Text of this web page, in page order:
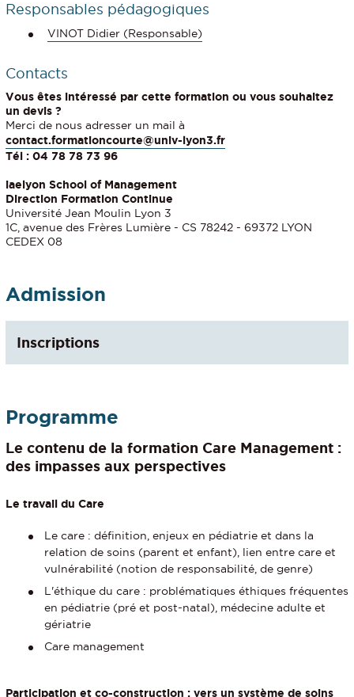
Responsables pédagogiques
VINOT Didier (Responsable)
Contacts
Vous êtes intéressé par cette formation ou vous souhaitez
un devis ?
Merci de nous adresser un mail à
contact.formationcourte@univ-lyon3.fr
Tél : 04 78 78 73 96
iaelyon School of Management
Direction Formation Continue
Université Jean Moulin Lyon 3
1C, avenue des Frères Lumière - CS 78242 - 69372 LYON
CEDEX 08
Admission
Inscriptions
Programme
Le contenu de la formation Care Management :
des impasses aux perspectives
Le travail du Care
Le care : définition, enjeux en pédiatrie et dans la
relation de soins (parent et enfant), lien entre care et
vulnérabilité (notion de responsabilité, de genre)
L'éthique du care : problématiques éthiques fréquentes
en pédiatrie (pré et post-natal), médecine adulte et
gériatrie
Care management
Participation et co-construction : vers un système de soins